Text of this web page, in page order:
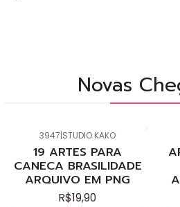
Novas
3947|STUDIO KAKO
19 ARTES PARA
CANECA BRASILIDADE
ARQUIVO EM PNG
R$19,90